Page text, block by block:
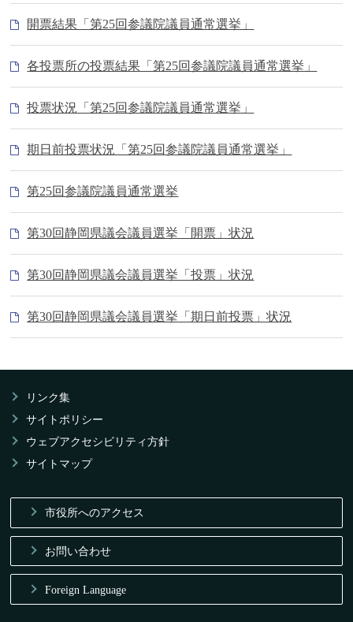
開票結果「第25回参議院議員通常選挙」
各投票所の投票結果「第25回参議院議員通常選挙」
投票状況「第25回参議院議員通常選挙」
期日前投票状況「第25回参議院議員通常選挙」
第25回参議院議員通常選挙
第30回静岡県議会議員選挙「開票」状況
第30回静岡県議会議員選挙「投票」状況
第30回静岡県議会議員選挙「期日前投票」状況
リンク集
サイトポリシー
ウェブアクセシビリティ方針
サイトマップ
市役所へのアクセス
お問い合わせ
Foreign Language